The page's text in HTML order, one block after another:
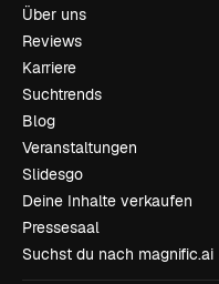
Über uns
Reviews
Karriere
Suchtrends
Blog
Veranstaltungen
Slidesgo
Deine Inhalte verkaufen
Pressesaal
Suchst du nach magnific.ai